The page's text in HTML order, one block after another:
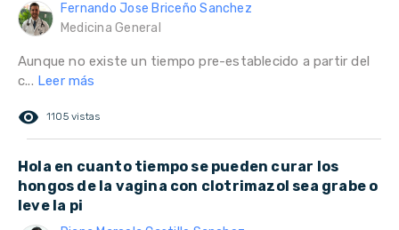
Fernando Jose Briceño Sanchez
Medicina General
Aunque no existe un tiempo pre-establecido a partir del
c... Leer más
remove_red_eye 1105 vistas
Hola en cuanto tiempo se pueden curar los
hongos de la vagina con clotrimazol sea grabe o
leve la pi